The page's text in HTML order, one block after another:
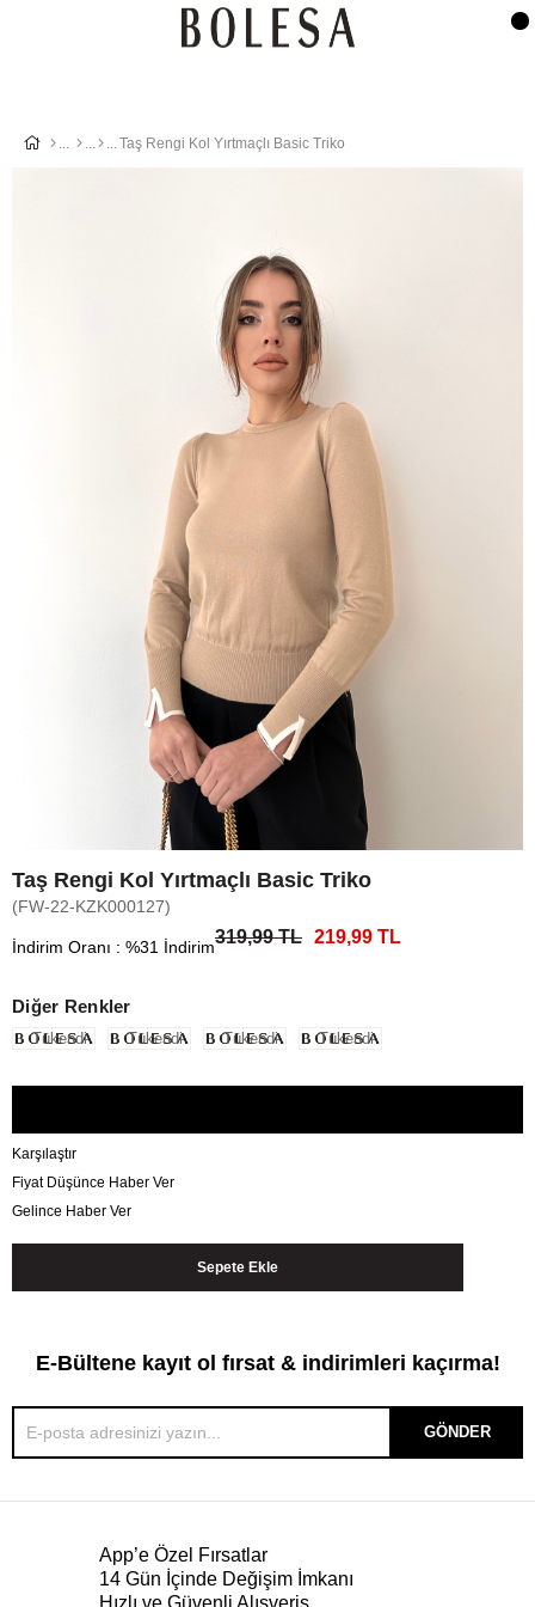
Taş Rengi Kol Yırtmaçlı Basic Triko
Taş Rengi Kol Yırtmaçlı Basic Triko
(FW-22-KZK000127)
İndirim Oranı : %31 İndirim319,99 TL 219,99 TL
Diğer Renkler
Tükendi Tükendi Tükendi Tükendi
Karşılaştır
Fiyat Düşünce Haber Ver
Gelince Haber Ver
E-Bültene kayıt ol fırsat & indirimleri kaçırma!
GÖNDER
App’e Özel Fırsatlar
14 Gün İçinde Değişim İmkanı
Hızlı ve Güvenli Alışveriş